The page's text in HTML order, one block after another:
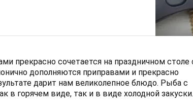
прекрасно сочетается на праздничном столе
дополняются приправами и прекрасно
дарит нам великолепное блюдо. Рыба с
в горячем виде, так и в виде холодной закуски.